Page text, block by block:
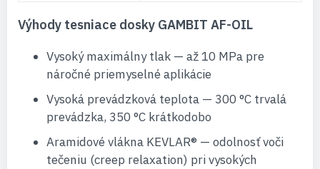
Výhody tesniace dosky GAMBIT AF-OIL
Vysoký maximálny tlak — až 10 MPa pre
náročné priemyselné aplikácie
Vysoká prevádzková teplota — 300 °C trvalá
prevádzka, 350 °C krátkodobo
Aramidové vlákna KEVLAR® — odolnosť voči
tečeniu (creep relaxation) pri vysokých